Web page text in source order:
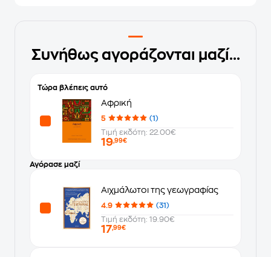
Συνήθως αγοράζονται μαζί...
Τώρα βλέπεις αυτό
Αφρική
5
(1)
Τιμή εκδότη: 22.00€
19,99€
Αγόρασε μαζί
Αιχμάλωτοι της γεωγραφίας
4.9
(31)
Τιμή εκδότη: 19.90€
17,99€